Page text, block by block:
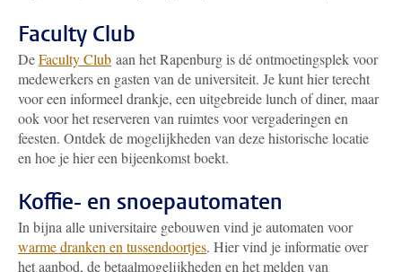
Faculty Club
DeFaculty Club aan het Rapenburg is dé ontmoetingsplek voor
medewerkers en gasten van de universiteit. Je kunt hier terecht
voor een informeel drankje, een uitgebreide lunch of diner, maar
ook voor het reserveren van ruimtes voor vergaderingen en
feesten. Ontdek de mogelijkheden van deze historische locatie
en hoe je hier een bijeenkomst boekt.
Koffie- en snoepautomaten
In bijna alle universitaire gebouwen vind je automaten voor
warme dranken en tussendoortjes. Hier vind je informatie over
het aanbod, de betaalmogelijkheden en het melden van